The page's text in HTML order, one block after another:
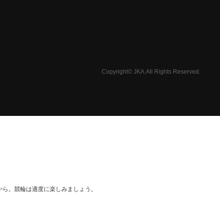
Copyright© JKA.All Rights Reserved.
。競輪は適度に楽しみましょう。